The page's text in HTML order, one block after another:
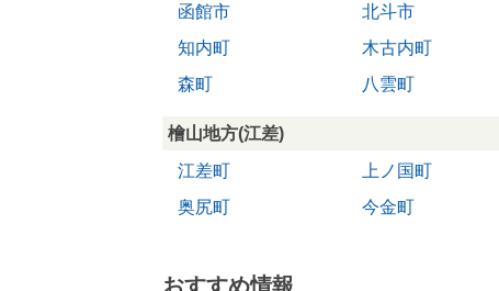
函館市
北斗市
知内町
木古内町
森町
八雲町
檜山地方(江差)
江差町
上ノ国町
奥尻町
今金町
おすすめ情報